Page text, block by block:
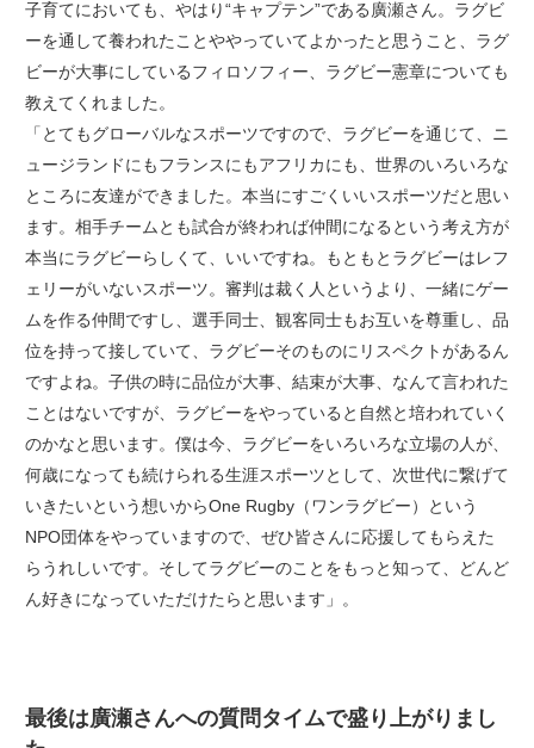
子育てにおいても、やはり“キャプテン”である廣瀬さん。ラグビ
ーを通して養われたことややっていてよかったと思うこと、ラグ
ビーが大事にしているフィロソフィー、ラグビー憲章についても
教えてくれました。
「とてもグローバルなスポーツですので、ラグビーを通じて、ニ
ュージランドにもフランスにもアフリカにも、世界のいろいろな
ところに友達ができました。本当にすごくいいスポーツだと思い
ます。相手チームとも試合が終われば仲間になるという考え方が
本当にラグビーらしくて、いいですね。もともとラグビーはレフ
ェリーがいないスポーツ。審判は裁く人というより、一緒にゲー
ムを作る仲間ですし、選手同士、観客同士もお互いを尊重し、品
位を持って接していて、ラグビーそのものにリスペクトがあるん
ですよね。子供の時に品位が大事、結束が大事、なんて言われた
ことはないですが、ラグビーをやっていると自然と培われていく
のかなと思います。僕は今、ラグビーをいろいろな立場の人が、
何歳になっても続けられる生涯スポーツとして、次世代に繋げて
いきたいという想いからOne Rugby（ワンラグビー）という
NPO団体をやっていますので、ぜひ皆さんに応援してもらえた
らうれしいです。そしてラグビーのことをもっと知って、どんど
ん好きになっていただけたらと思います」。
最後は廣瀬さんへの質問タイムで盛り上がりまし